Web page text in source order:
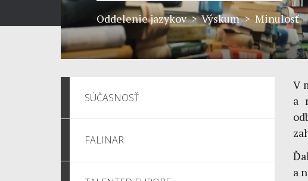
Oddelenie jazykov> Výskum > Minulosť
SÚČASNOSŤ
FALINAR
V
a
a